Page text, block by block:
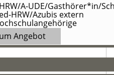
A-UDE/Gasthörer*in/
HRW/Azubis extern
Angebot